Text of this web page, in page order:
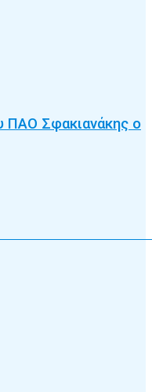
ΠΑΟ Σφακιανάκης ο